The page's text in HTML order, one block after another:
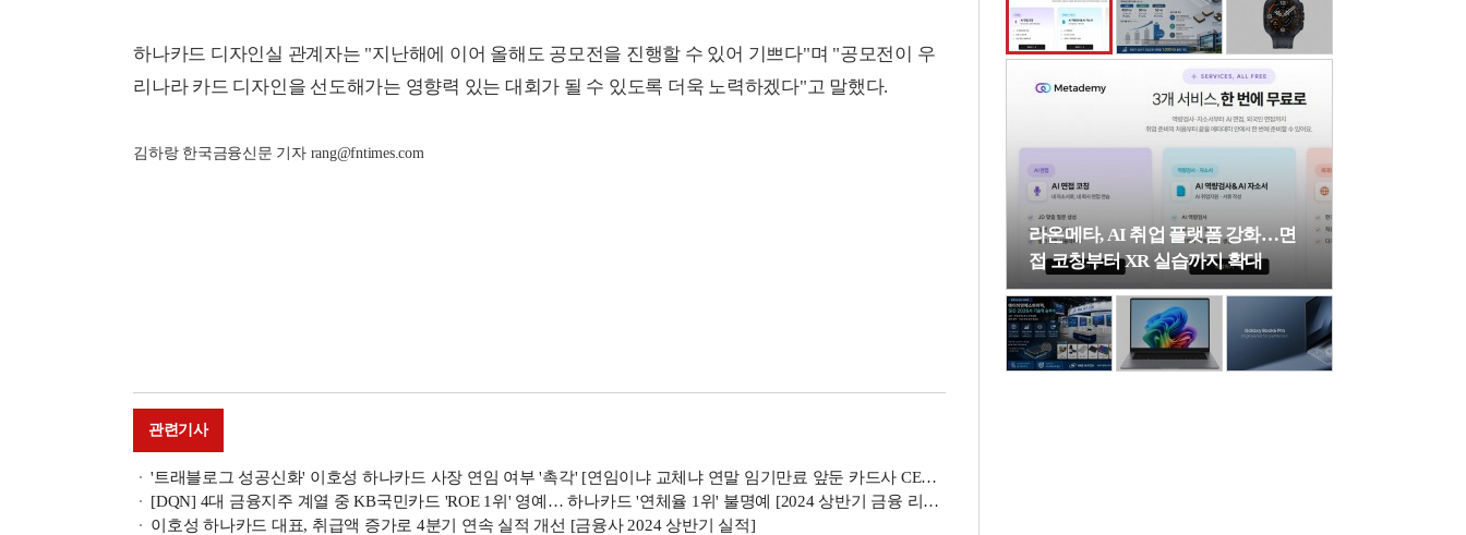
하나카드 디자인실 관계자는 "지난해에 이어 올해도 공모전을 진행할 수 있어 기쁘다"며 "공모전이 우
리나라 카드 디자인을 선도해가는 영향력 있는 대회가 될 수 있도록 더욱 노력하겠다"고 말했다.
김하랑 한국금융신문 기자 rang@fntimes.com
관련기사
'트래블로그 성공신화' 이호성 하나카드 사장 연임 여부 '촉각' [연임이냐 교체냐 연말 임기만료 앞둔 카드사 CEO 거취]
[DQN] 4대 금융지주 계열 중 KB국민카드 'ROE 1위' 영예… 하나카드 '연체율 1위' 불명예 [2024 상반기 금융 리그테이블]
이호성 하나카드 대표, 취급액 증가로 4분기 연속 실적 개선 [금융사 2024 상반기 실적]
라온메타, AI 취업 플랫폼 강화…면
접 코칭부터 XR 실습까지 확대